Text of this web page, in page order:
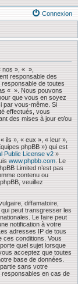
Connexion
nos », « »,
responsable des
responsable de toutes
« ». Nous pouvons
que vous en soyez
par vous-même. Si
effectués, vous
des mises à jour et/ou
ils », « eux », « leur »,
phpBB ») qui est
Public License v2 »
www.phpbb.com . Le
Limited n’est pas
contenu ou
veuillez
diffamatoire,
peut transgresser les
Le faire peut
notification à votre
adresses IP de tous
ces conditions. Vous
quel sujet lorsque
acceptez que toutes
base de données.
sans votre
en cas de